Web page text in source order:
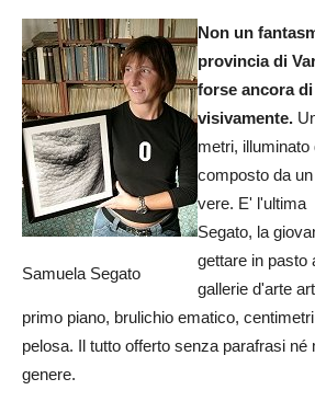
Samuela Segato
Non un
provincia di
forse ancora
visivamente.
metri, illuminato
composto da
vere. E' l'ultima
Segato, la
gettare in pasto
gallerie d'arte
primo piano, brulichio ematico,
pelosa. Il tutto offerto senza parafrasi né
genere.